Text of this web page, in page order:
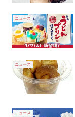
ニュース
ニュース
ニュース